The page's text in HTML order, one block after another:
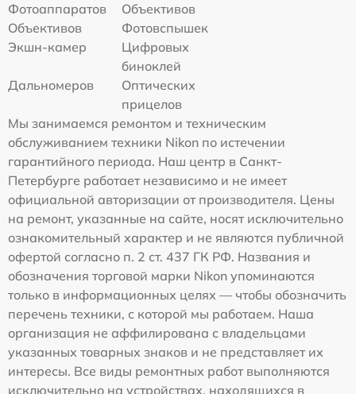
Фотоаппаратов
Объективов
Объективов
Фотовспышек
Экшн-камер
Цифровых
биноклей
Дальномеров
Оптических
прицелов
Мы занимаемся ремонтом и техническим
обслуживанием техники Nikon по истечении
гарантийного периода. Наш центр в Санкт-
Петербурге работает независимо и не имеет
официальной авторизации от производителя. Цены
на ремонт, указанные на сайте, носят исключительно
ознакомительный характер и не являются публичной
офертой согласно п. 2 ст. 437 ГК РФ. Названия и
обозначения торговой марки Nikon упоминаются
только в информационных целях — чтобы обозначить
перечень техники, с которой мы работаем. Наша
организация не аффилирована с владельцами
указанных товарных знаков и не представляет их
интересы. Все виды ремонтных работ выполняются
исключительно на устройствах, находящихся в